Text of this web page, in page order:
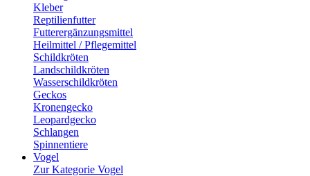
Kleber
Reptilienfutter
Futterergänzungsmittel
Heilmittel / Pflegemittel
Schildkröten
Landschildkröten
Wasserschildkröten
Geckos
Kronengecko
Leopardgecko
Schlangen
Spinnentiere
Vogel
Zur Kategorie Vogel